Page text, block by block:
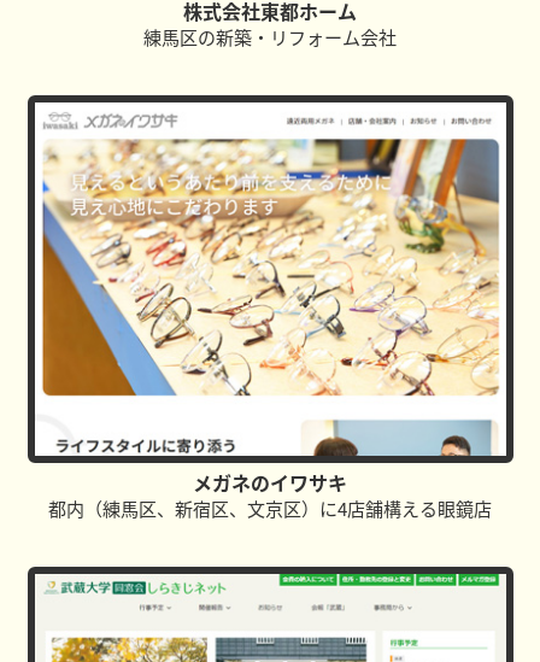
株式会社東都ホーム
練馬区の新築・リフォーム会社
メガネのイワサキ
都内（練馬区、新宿区、文京区）に4店舗構える眼鏡店